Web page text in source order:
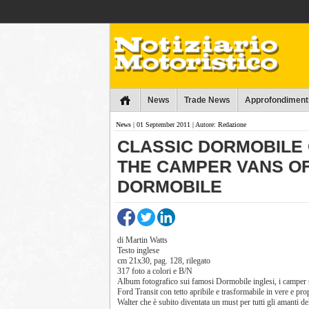
News Trade News
News | 01 September 2011 | Autore: Redazione
CLASSIC
THE CAMPER VANS
DORMOBILE
di Martin Watts
Testo inglese
cm 21x30, pag. 128, rilegato
317 foto a colori e B/N
Album fotografico sui famosi Dormobile inglesi, i
Ford Transit con tetto apribile e trasformabile in vere e
Walter che è subito diventata un must per tutti gli amanti